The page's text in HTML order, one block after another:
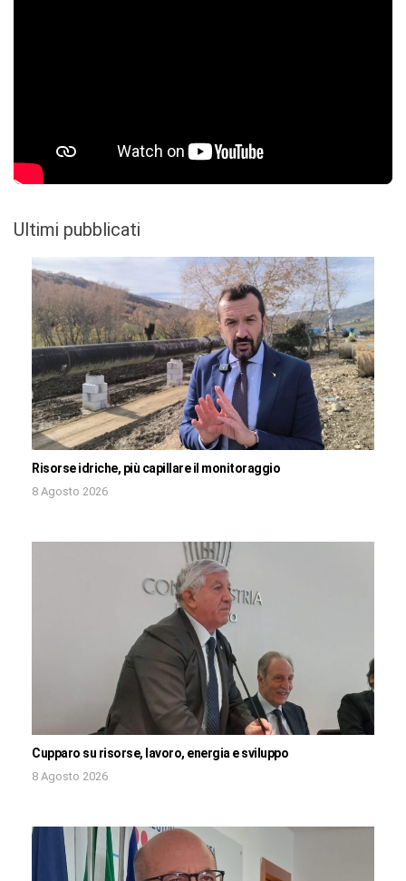
Ultimi pubblicati
Risorse idriche, più capillare il monitoraggio
8 Agosto 2026
Cupparo su risorse, lavoro, energia e sviluppo
8 Agosto 2026